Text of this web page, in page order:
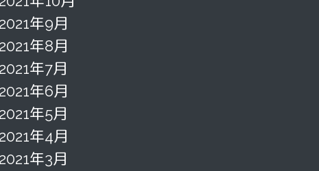
2021年9月
2021年8月
2021年7月
2021年6月
2021年5月
2021年4月
2021年3月